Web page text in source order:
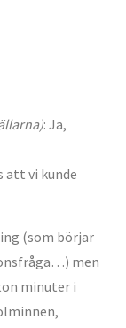
: Ja,
att vi kunde
(som börjar
men
minuter i